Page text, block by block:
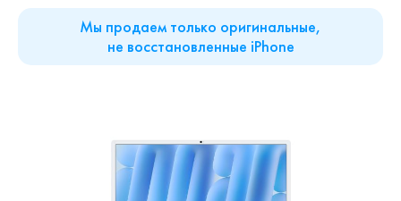
Мы продаем только оригинальные,
не восстановленные iPhone